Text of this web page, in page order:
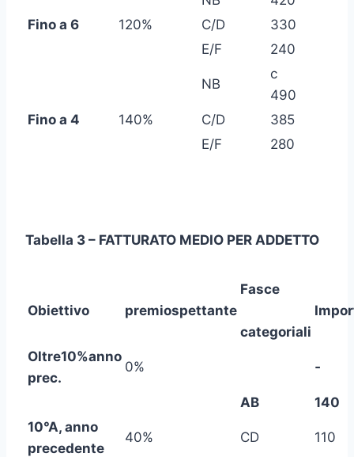
Fino a 6
120% C/D
330
E/F
240
NB
c
490
Fino a 4
140% C/D
385
E/F
280
Tabella 3 – FATTURATO MEDIO PER ADDETTO
Obiettivo premiospettante
Fasce
categoriali
Oltre10%anno
prec.
0% ‑
AB
140
10°A, anno
precedente
40% CD 110